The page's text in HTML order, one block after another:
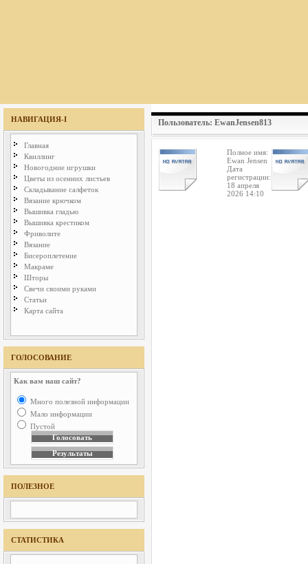
НАВИГАЦИЯ-I
Главная
Квиллинг
Новогодние игрушки
Цветы из осенних листьев
Складывание салфеток
Вязание крючком
Вышивка гладью
Вышивка крестиком
Фриволите
Вязание
Бисероплетение
Макраме
Шторы
Свечи своими руками
Статьи
Карта сайта
ГОЛОСОВАНИЕ
Как вам наш сайт?
Много полезной информации
Мало информации
Пустой
ПОЛЕЗНОЕ
СТАТИСТИКА
Пользователь: EwanJensen813
Полное имя:
Ewan Jensen
Дата
регистрации:
18 апреля
2026 14:10